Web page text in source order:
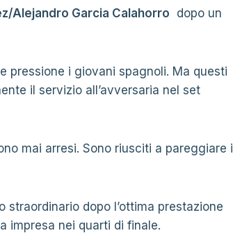
Alejandro Garcia Calahorro dopo un
pressione i giovani spagnoli. Ma questi
il servizio all’avversaria nel set
mai arresi. Sono riusciti a pareggiare i
dopo l’ottima prestazione
impresa nei quarti di finale.